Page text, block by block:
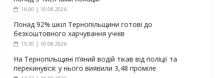
16:00 | 10.08.2026
Понад 92% шкіл Тернопільщини готові до
безкоштовного харчування учнів
15:30 | 10.08.2026
На Тернопільщині п’яний водій тікав від поліції та
перекинувся: у нього виявили 3,48 проміле